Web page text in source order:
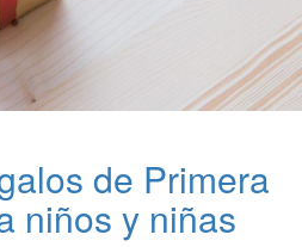
de Primera
niños y niñas